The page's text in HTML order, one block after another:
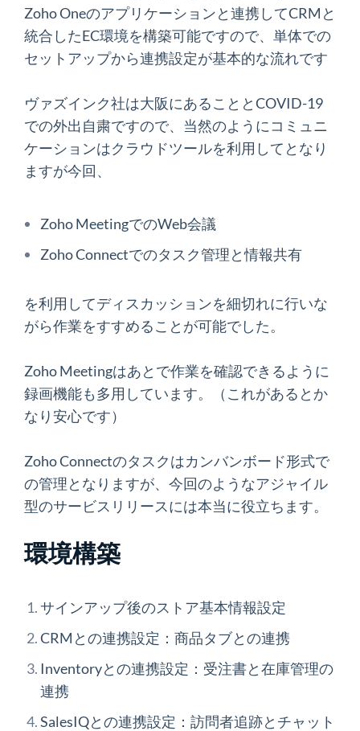
Zoho Oneのアプリケーションと連携してCRMと
統合したEC環境を構築可能ですので、単体での
セットアップから連携設定が基本的な流れです
ヴァズインク社は大阪にあることとCOVID-19
での外出自粛ですので、当然のようにコミュニ
ケーションはクラウドツールを利用してとなり
ますが今回、
Zoho MeetingでのWeb会議
Zoho Connectでのタスク管理と情報共有
を利用してディスカッションを細切れに行いな
がら作業をすすめることが可能でした。
Zoho Meetingはあとで作業を確認できるように
録画機能も多用しています。（これがあるとか
なり安心です）
Zoho Connectのタスクはカンバンボード形式で
の管理となりますが、今回のようなアジャイル
型のサービスリリースには本当に役立ちます。
環境構築
サインアップ後のストア基本情報設定
CRMとの連携設定：商品タブとの連携
Inventoryとの連携設定：受注書と在庫管理の
連携
SalesIQとの連携設定：訪問者追跡とチャット